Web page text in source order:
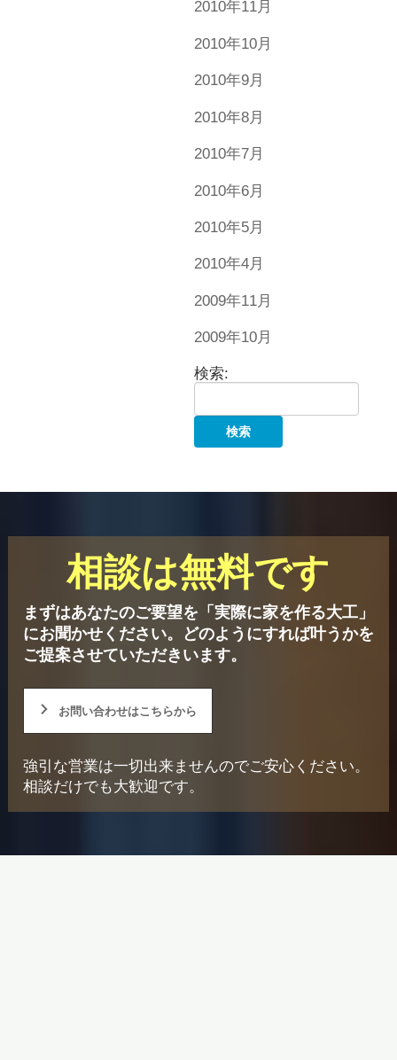
2010年11月
2010年10月
2010年9月
2010年8月
2010年7月
2010年6月
2010年5月
2010年4月
2009年11月
2009年10月
検索:
相談は無料です
まずはあなたのご要望を「実際に家を作る大工」
にお聞かせください。
どのようにすれば叶うかを
ご提案させていただきいます。
お問い合わせはこちらから
強引な営業は一切出来ませんのでご安心ください。
相談だけでも大歓迎です。